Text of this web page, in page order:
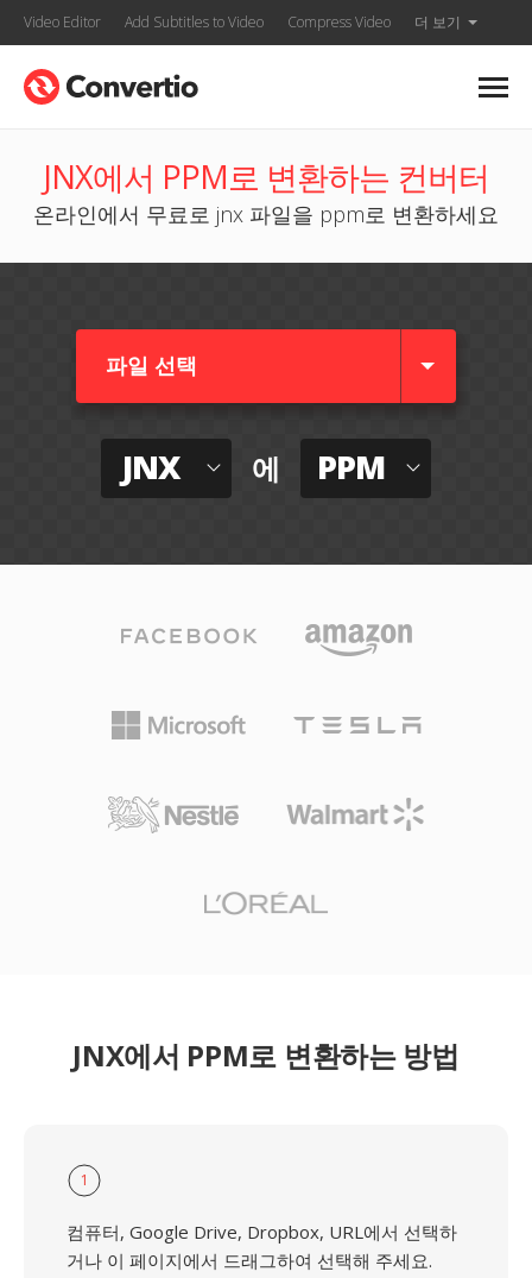
Video Editor Add Subtitles to Video Compress Video 더 보기
JNX에서 PPM로 변환하는 컨버터
온라인에서 무료로 jnx 파일을 ppm로 변환하세요
파일 선택
JNX 에 PPM
JNX에서 PPM로 변환하는 방법
1
컴퓨터, Google Drive, Dropbox, URL에서 선택하
거나 이 페이지에서 드래그하여 선택해 주세요.